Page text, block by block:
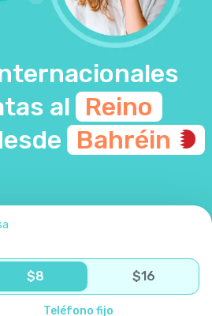
al Reino
Bahréin
$8 $16
Teléfono fijo